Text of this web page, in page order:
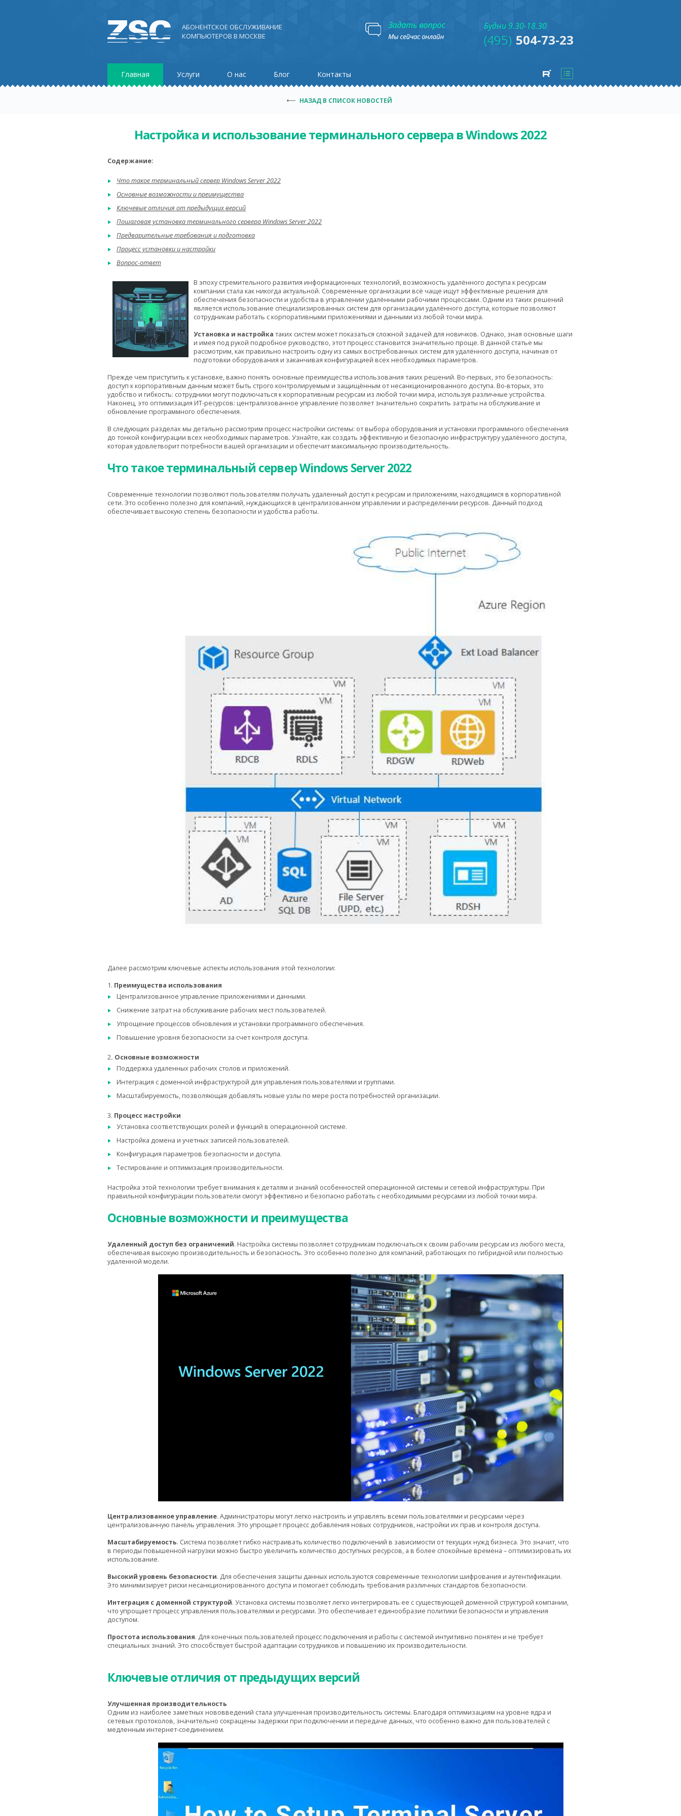
АБОНЕНТСКОЕ ОБСЛУЖИВАНИЕ
КОМПЬЮТЕРОВ В МОСКВЕ
Будни 9.30-18.30
(495) 504-73-23
Главная Услуги О нас Блог Контакты
НАЗАД В СПИСОК НОВОСТЕЙ
Настройка и использование терминального сервера в Windows 2022
Содержание:
Что такое терминальный сервер Windows Server 2022
Основные возможности и преимущества
Ключевые отличия от предыдущих версий
Пошаговая установка терминального сервера Windows Server 2022
Предварительные требования и подготовка
Процесс установки и настройки
Вопрос-ответ
В эпоху стремительного развития информационных технологий, возможность удалённого доступа к ресурсам
компании стала как никогда актуальной. Современные организации всё чаще ищут эффективные решения для
обеспечения безопасности и удобства в управлении удалёнными рабочими процессами. Одним из таких решений
является использование специализированных систем для организации удалённого доступа, которые позволяют
сотрудникам работать с корпоративными приложениями и данными из любой точки мира.
Установка и настройка таких систем может показаться сложной задачей для новичков. Однако, зная основные шаги
и имея под рукой подробное руководство, этот процесс становится значительно проще. В данной статье мы
рассмотрим, как правильно настроить одну из самых востребованных систем для удалённого доступа, начиная от
подготовки оборудования и заканчивая конфигурацией всех необходимых параметров.
Прежде чем приступить к установке, важно понять основные преимущества использования таких решений. Во-первых, это безопасность:
доступ к корпоративным данным может быть строго контролируемым и защищённым от несанкционированного доступа. Во-вторых, это
удобство и гибкость: сотрудники могут подключаться к корпоративным ресурсам из любой точки мира, используя различные устройства.
Наконец, это оптимизация ИТ-ресурсов: централизованное управление позволяет значительно сократить затраты на обслуживание и
обновление программного обеспечения.
В следующих разделах мы детально рассмотрим процесс настройки системы: от выбора оборудования и установки программного обеспечения
до тонкой конфигурации всех необходимых параметров. Узнайте, как создать эффективную и безопасную инфраструктуру удалённого доступа,
которая удовлетворит потребности вашей организации и обеспечит максимальную производительность.
Что такое терминальный сервер Windows Server 2022
Современные технологии позволяют пользователям получать удаленный доступ к ресурсам и приложениям, находящимся в корпоративной
сети. Это особенно полезно для компаний, нуждающихся в централизованном управлении и распределении ресурсов. Данный подход
обеспечивает высокую степень безопасности и удобства работы.
Далее рассмотрим ключевые аспекты использования этой технологии:
1. Преимущества использования
Централизованное управление приложениями и данными.
Снижение затрат на обслуживание рабочих мест пользователей.
Упрощение процессов обновления и установки программного обеспечения.
Повышение уровня безопасности за счет контроля доступа.
2. Основные возможности
Поддержка удаленных рабочих столов и приложений.
Интеграция с доменной инфраструктурой для управления пользователями и группами.
Масштабируемость, позволяющая добавлять новые узлы по мере роста потребностей организации.
3. Процесс настройки
Установка соответствующих ролей и функций в операционной системе.
Настройка домена и учетных записей пользователей.
Конфигурация параметров безопасности и доступа.
Тестирование и оптимизация производительности.
Настройка этой технологии требует внимания к деталям и знаний особенностей операционной системы и сетевой инфраструктуры. При
правильной конфигурации пользователи смогут эффективно и безопасно работать с необходимыми ресурсами из любой точки мира.
Основные возможности и преимущества
Удаленный доступ без ограничений. Настройка системы позволяет сотрудникам подключаться к своим рабочим ресурсам из любого места,
обеспечивая высокую производительность и безопасность. Это особенно полезно для компаний, работающих по гибридной или полностью
удаленной модели.
Централизованное управление. Администраторы могут легко настроить и управлять всеми пользователями и ресурсами через
централизованную панель управления. Это упрощает процесс добавления новых сотрудников, настройки их прав и контроля доступа.
Масштабируемость. Система позволяет гибко настраивать количество подключений в зависимости от текущих нужд бизнеса. Это значит, что
в периоды повышенной нагрузки можно быстро увеличить количество доступных ресурсов, а в более спокойные времена – оптимизировать их
использование.
Высокий уровень безопасности. Для обеспечения защиты данных используются современные технологии шифрования и аутентификации.
Это минимизирует риски несанкционированного доступа и помогает соблюдать требования различных стандартов безопасности.
Интеграция с доменной структурой. Установка системы позволяет легко интегрировать ее с существующей доменной структурой компании,
что упрощает процесс управления пользователями и ресурсами. Это обеспечивает единообразие политики безопасности и управления
доступом.
Простота использования. Для конечных пользователей процесс подключения и работы с системой интуитивно понятен и не требует
специальных знаний. Это способствует быстрой адаптации сотрудников и повышению их производительности.
Ключевые отличия от предыдущих версий
Улучшенная производительность
Одним из наиболее заметных нововведений стала улучшенная производительность системы. Благодаря оптимизациям на уровне ядра и
сетевых протоколов, значительно сокращены задержки при подключении и передаче данных, что особенно важно для пользователей с
медленным интернет-соединением.